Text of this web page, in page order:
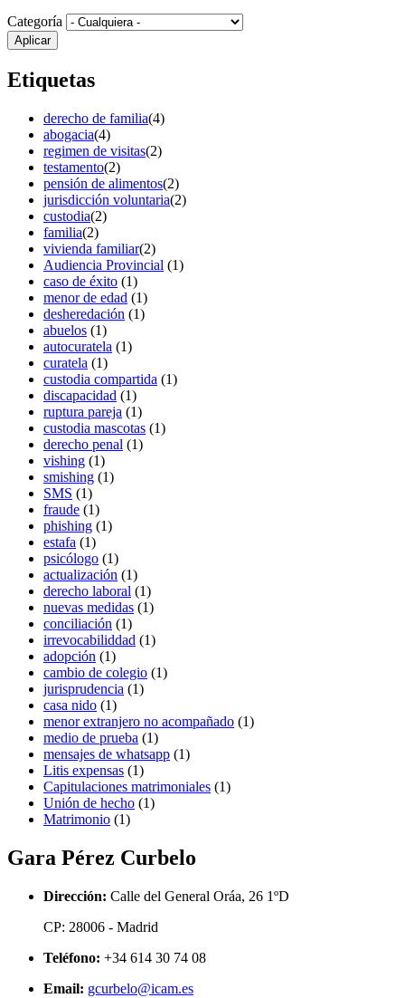
Categoría
Etiquetas
derecho de familia(4)
abogacia(4)
regimen de visitas(2)
testamento(2)
pensión de alimentos(2)
jurisdicción voluntaria(2)
custodia(2)
familia(2)
vivienda familiar(2)
Audiencia Provincial (1)
caso de éxito (1)
menor de edad (1)
desheredación (1)
abuelos (1)
autocuratela (1)
curatela (1)
custodia compartida (1)
discapacidad (1)
ruptura pareja (1)
custodia mascotas (1)
derecho penal (1)
vishing (1)
smishing (1)
SMS (1)
fraude (1)
phishing (1)
estafa (1)
psicólogo (1)
actualización (1)
derecho laboral (1)
nuevas medidas (1)
conciliación (1)
irrevocabiliddad (1)
adopción (1)
cambio de colegio (1)
jurisprudencia (1)
casa nido (1)
menor extranjero no acompañado (1)
medio de prueba (1)
mensajes de whatsapp (1)
Litis expensas (1)
Capitulaciones matrimoniales (1)
Unión de hecho (1)
Matrimonio (1)
Gara Pérez Curbelo
Dirección: Calle del General Oráa, 26 1ºD
CP: 28006 - Madrid
Teléfono: +34 614 30 74 08
Email: gcurbelo@icam.es